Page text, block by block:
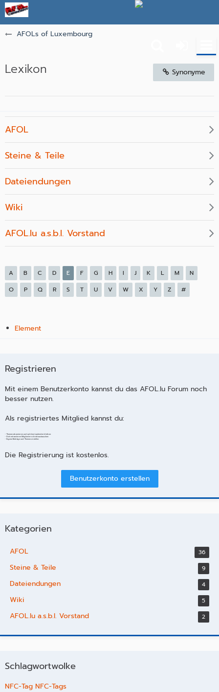
AFOLs of Luxembourg
Lexikon Synonyme
AFOL
Steine & Teile
Dateiendungen
Wiki
AFOL.lu a.s.b.l. Vorstand
A B C D E F G H I J K L M
N
O
P Q R S T U V W X Y Z #
Element
Registrieren
Mit einem Benutzerkonto kannst du das AFOL.lu Forum noch
besser nutzen.
Als registriertes Mitglied kannst du:
- Themen abonnieren und auf dem Laufenden bleiben
- Dich mit anderen Mitgliedern direkt austauschen
- Eigene Beiträge und Themen erstellen
Die Registrierung ist kostenlos.
Benutzerkonto erstellen
Kategorien
AFOL 36
Steine & Teile 9
Dateiendungen 4
Wiki 5
AFOL.lu a.s.b.l. Vorstand 2
Schlagwortwolke
NFC-Tag NFC-Tags